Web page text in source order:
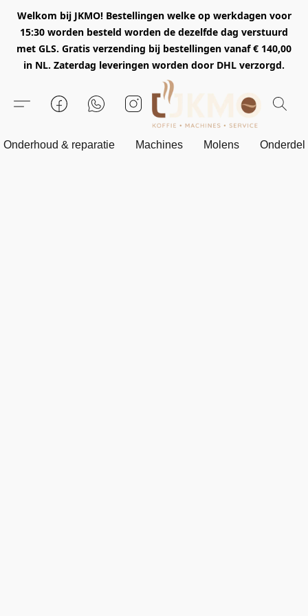
Welkom bij JKMO! Bestellingen welke op werkdagen voor
15:30 worden besteld worden de dezelfde dag verstuurd
met GLS. Gratis verzending bij bestellingen vanaf € 140,00
in NL. Zaterdag leveringen worden door DHL verzorgd.
Onderhoud & reparatie Machines Molens